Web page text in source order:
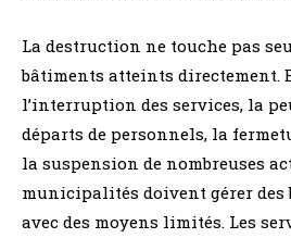
La destruction ne touche pas
bâtiments atteints directement.
l’interruption des services, la
départs de personnels, la
la suspension de nombreuses
municipalités doivent gérer des
avec des moyens limités. Les